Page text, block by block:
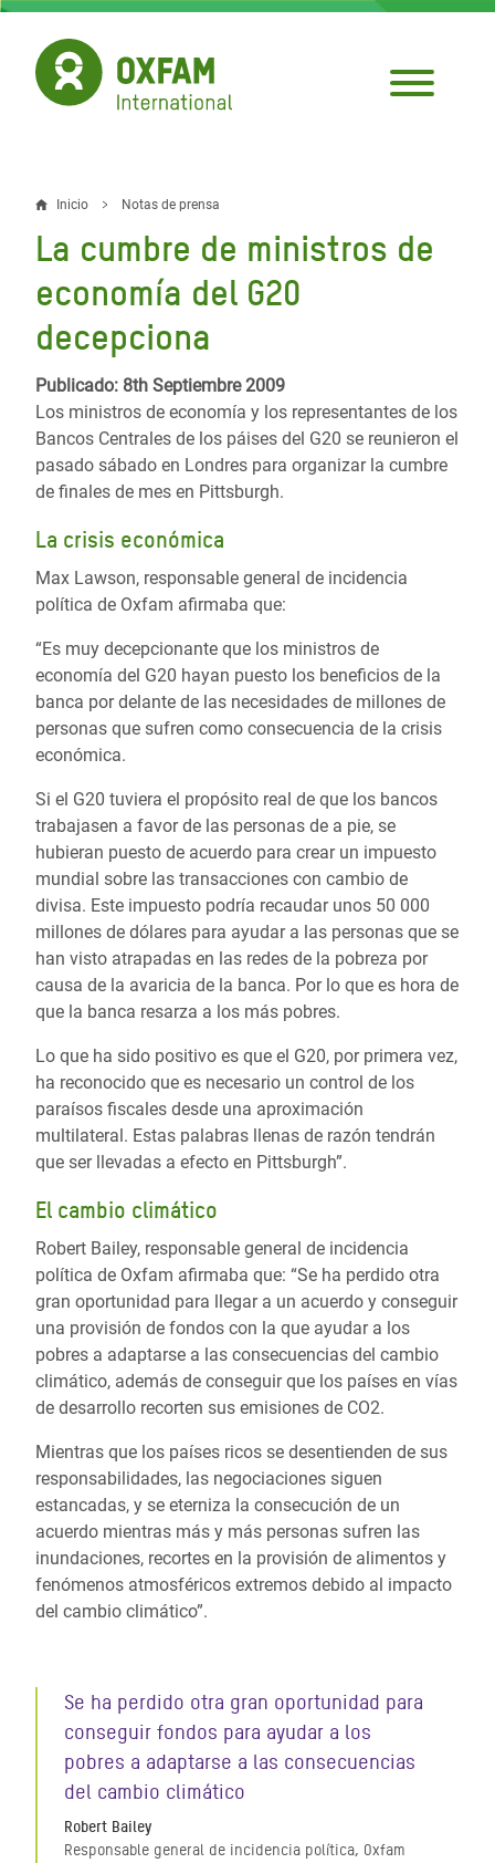
Pasar
contenido
principal
Sobrescribir
enlaces
de
ayuda
a
la
navegación
Inicio Notas de prensa
La cumbre de ministros de
economía del G20
decepciona
Publicado: 8th Septiembre 2009
Los ministros de economía y los representantes de los
Bancos Centrales de los páises del G20 se reunieron el
pasado sábado en Londres para organizar la cumbre
de finales de mes en Pittsburgh.
La crisis económica
Max Lawson, responsable general de incidencia
política de Oxfam afirmaba que:
“Es muy decepcionante que los ministros de
economía del G20 hayan puesto los beneficios de la
banca por delante de las necesidades de millones de
personas que sufren como consecuencia de la crisis
económica.
Si el G20 tuviera el propósito real de que los bancos
trabajasen a favor de las personas de a pie, se
hubieran puesto de acuerdo para crear un impuesto
mundial sobre las transacciones con cambio de
divisa. Este impuesto podría recaudar unos 50 000
millones de dólares para ayudar a las personas que se
han visto atrapadas en las redes de la pobreza por
causa de la avaricia de la banca. Por lo que es hora de
que la banca resarza a los más pobres.
Lo que ha sido positivo es que el G20, por primera vez,
ha reconocido que es necesario un control de los
paraísos fiscales desde una aproximación
multilateral. Estas palabras llenas de razón tendrán
que ser llevadas a efecto en Pittsburgh”.
El cambio climático
Robert Bailey, responsable general de incidencia
política de Oxfam afirmaba que: “Se ha perdido otra
gran oportunidad para llegar a un acuerdo y conseguir
una provisión de fondos con la que ayudar a los
pobres a adaptarse a las consecuencias del cambio
climático, además de conseguir que los países en vías
de desarrollo recorten sus emisiones de CO2.
Mientras que los países ricos se desentienden de sus
responsabilidades, las negociaciones siguen
estancadas, y se eterniza la consecución de un
acuerdo mientras más y más personas sufren las
inundaciones, recortes en la provisión de alimentos y
fenómenos atmosféricos extremos debido al impacto
del cambio climático”.
Se ha perdido otra gran oportunidad para
conseguir fondos para ayudar a los
pobres a adaptarse a las consecuencias
del cambio climático
Robert Bailey
Responsable general de incidencia política, Oxfam